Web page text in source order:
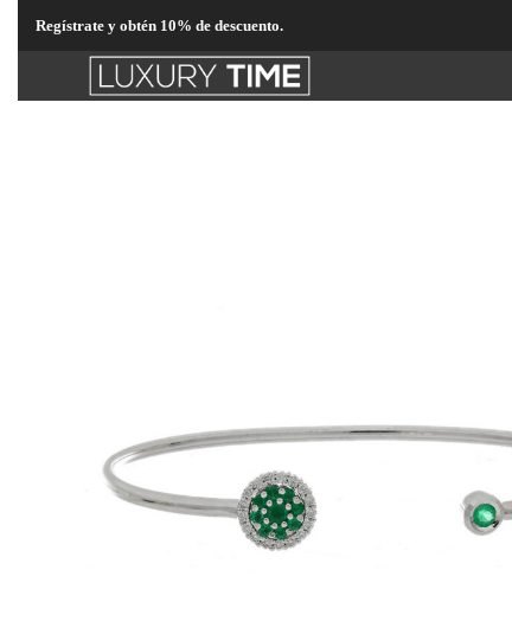
Regístrate y obtén 10% de descuento.